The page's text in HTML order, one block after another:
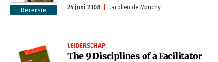
Recensie 24 juni 2008 Carolien de Monchy
LEIDERSCHAP
The 9 Disciplines of a Facilitator